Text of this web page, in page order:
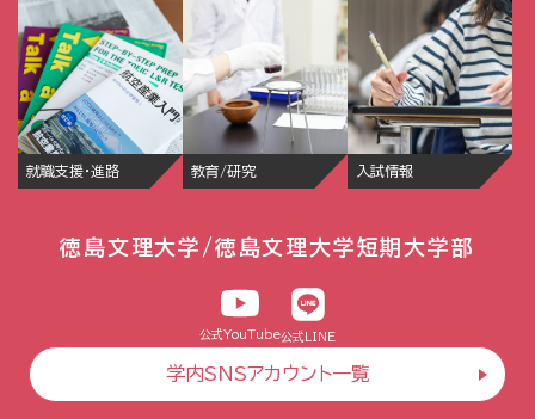
就職支援・進路 教育/研究 入試情報
徳島文理大学/徳島文理大学短期大学部
公式YouTube公式LINE
学内SNSアカウント一覧